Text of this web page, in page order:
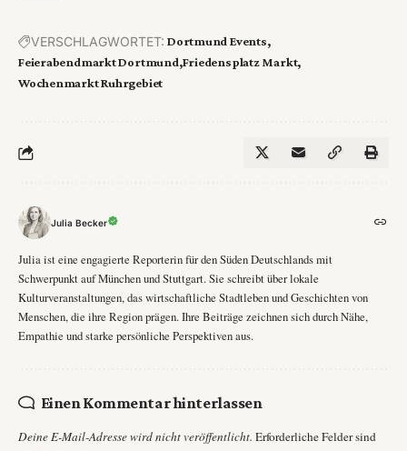
VERSCHLAGWORTET: Dortmund Events
Feierabendmarkt Dortmund Friedensplatz Markt
Wochenmarkt Ruhrgebiet
Julia Becker
Julia ist eine engagierte Reporterin für den Süden Deutschlands mit
Schwerpunkt auf München und Stuttgart. Sie schreibt über lokale
Kulturveranstaltungen, das wirtschaftliche Stadtleben und Geschichten von
Menschen, die ihre Region prägen. Ihre Beiträge zeichnen sich durch Nähe,
Empathie und starke persönliche Perspektiven aus.
Einen Kommentar hinterlassen
Deine E-Mail-Adresse wird nicht veröffentlicht. Erforderliche Felder sind